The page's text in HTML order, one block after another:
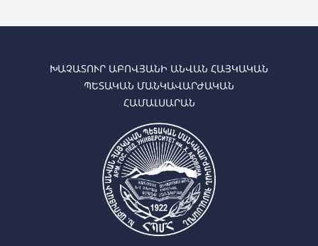
ԽԱՉԱՏՈՒՐ ԱԲՈՎՅԱՆԻ ԱՆՎԱՆ ՀԱՅԿԱԿԱՆ
ՊԵՏԱԿԱՆ ՄԱՆԿԱՎԱՐԺԱԿԱՆ
ՀԱՄԱԼՍԱՐԱՆ